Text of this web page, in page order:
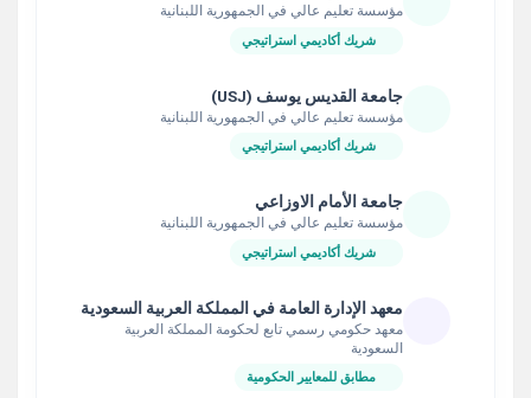
مؤسسة تعليم عالي في الجمهورية اللبنانية
شريك أكاديمي استراتيجي
جامعة القديس يوسف (USJ)
مؤسسة تعليم عالي في الجمهورية اللبنانية
شريك أكاديمي استراتيجي
جامعة الأمام الاوزاعي
مؤسسة تعليم عالي في الجمهورية اللبنانية
شريك أكاديمي استراتيجي
معهد الإدارة العامة في المملكة العربية السعودية
معهد حكومي رسمي تابع لحكومة المملكة العربية
السعودية
مطابق للمعايير الحكومية